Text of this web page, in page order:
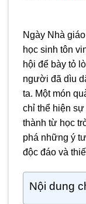
Ngày Nhà
học sinh tôn
hội để bày tỏ
người đã dìu
ta. Một món
chỉ thể hiện
thành từ học
phá những ý
độc đáo và
Nội dung